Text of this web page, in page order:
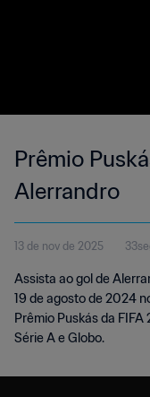
Prêmio
Alerrandro
13 de nov de 2025
Assista ao gol de
19 de agosto de 2024
Prêmio Puskás da
Série A e Globo.